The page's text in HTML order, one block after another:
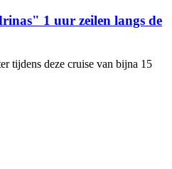
1 uur zeilen langs de
tijdens deze cruise van bijna 15